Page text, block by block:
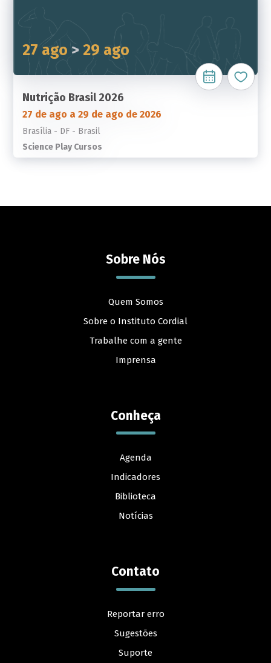
27 ago> 29 ago
Nutrição Brasil 2026
27 de ago a 29 de ago de 2026
Brasília - DF - Brasil
Science Play Cursos
Sobre Nós
Quem Somos
Sobre o Instituto Cordial
Trabalhe com a gente
Imprensa
Conheça
Agenda
Indicadores
Biblioteca
Notícias
Contato
Reportar erro
Sugestões
Suporte